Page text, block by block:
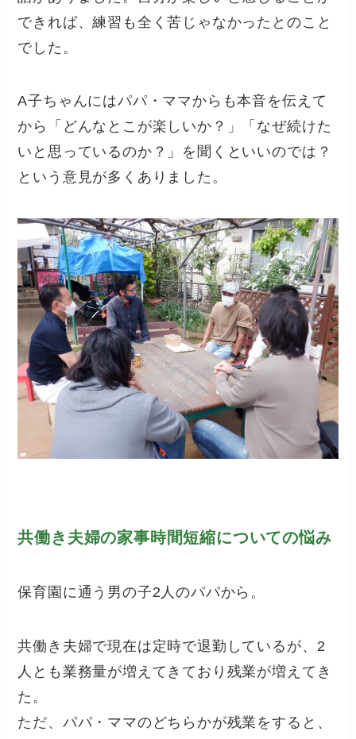
できれば、練習も全く苦じゃなかったとのこと
でした。
A子ちゃんにはパパ・ママからも本音を伝えて
から「どんなとこが楽しいか？」「なぜ続けた
いと思っているのか？」を聞くといいのでは？
という意見が多くありました。
共働き夫婦の家事時間短縮についての悩み
保育園に通う男の子2人のパパから。
共働き夫婦で現在は定時で退勤しているが、2
人とも業務量が増えてきており残業が増えてき
た。
ただ、パパ・ママのどちらかが残業をすると、